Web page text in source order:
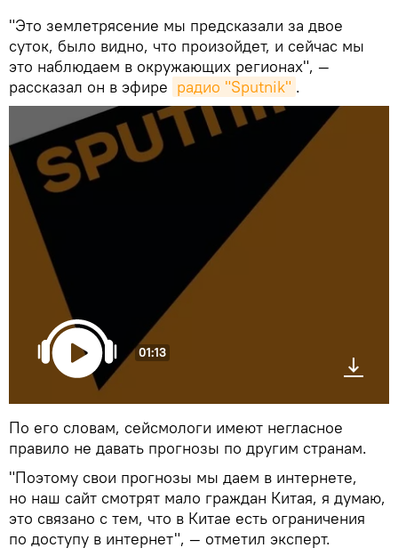
"Это землетрясение мы предсказали за двое
суток, было видно, что произойдет, и сейчас мы
это наблюдаем в окружающих регионах", —
рассказал он в эфире радио "Sputnik" .
01:13
По его словам, сейсмологи имеют негласное
правило не давать прогнозы по другим странам.
"Поэтому свои прогнозы мы даем в интернете,
но наш сайт смотрят мало граждан Китая, я думаю,
это связано с тем, что в Китае есть ограничения
по доступу в интернет", — отметил эксперт.